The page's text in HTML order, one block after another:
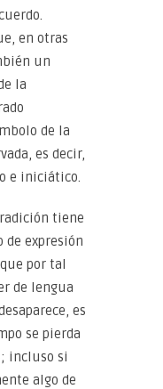
en otras
un
la
de la
es decir,
e iniciático.
tiene
expresión
por tal
de lengua
es
se pierda
incluso si
algo de